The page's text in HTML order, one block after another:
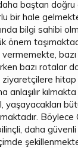
baştan
bir hale
bilgi sahibi
önem
bazı rotalar
ziyaretçilere
anlaşılır
yaşayacakları
daha